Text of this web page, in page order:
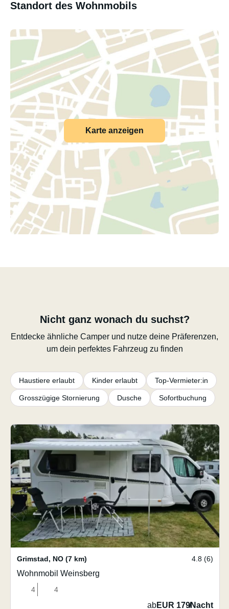
Standort des Wohnmobils
Karte anzeigen
Nicht ganz wonach du suchst?
Entdecke ähnliche Camper und nutze deine Präferenzen,
um dein perfektes Fahrzeug zu finden
Haustiere erlaubt Kinder erlaubt Top-Vermieter:in
Grosszügige Stornierung Dusche Sofortbuchung
Grimstad, NO (7 km) 4.8 (6)
Wohnmobil Weinsberg
4 4
abEUR 179/Nacht